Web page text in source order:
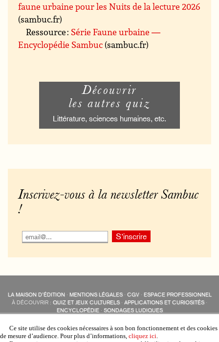
faune urbaine pour les Nuits de la lecture 2026
(sambuc.fr)
Ressource : Série Faune urbaine —
Encyclopédie Sambuc (sambuc.fr)
Découvrir
les autres quiz
Littérature, sciences humaines, etc.
Inscrivez-vous à la newsletter Sambuc
!
LA MAISON D’ÉDITION · MENTIONS LÉGALES· CGV· ESPACE PROFESSIONNEL
À DÉCOUVRIR : QUIZ ET JEUX CULTURELS · APPLICATIONS ET CURIOSITÉS ·
ENCYCLOPÉDIE· SONDAGES LUDIQUES
COLLECTIONS :SAMBUC·ÉDISOLUM·REVUE LITTÉRAIREL’EAU-FORTE
AUTRES SITES :COLL. « LES ÉDISOLUM »
Ce site utilise des cookies nécessaires à son bon fonctionnement et des cookies
de mesure d’audience. Pour plus d’informations, cliquez ici.